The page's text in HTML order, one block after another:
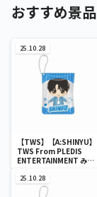
おすすめ景品
25.10.28
【TWS】【A:SHINYU】
TWS From PLEDIS
ENTERTAINMENT みち
み
25.10.28